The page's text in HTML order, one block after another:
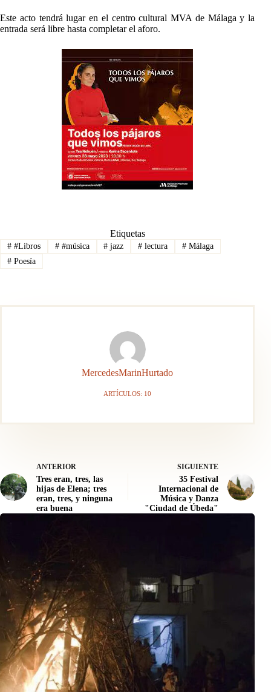
Este acto tendrá lugar en el centro cultural MVA de Málaga y la
entrada será libre hasta completar el aforo.
Etiquetas
##Libros ##música # jazz # lectura # Málaga
#Poesía
MercedesMarinHurtado
ARTÍCULOS: 10
ANTERIOR
Tres eran, tres, las
hijas de Elena; tres
eran, tres, y ninguna
era buena
SIGUIENTE
35 Festival
Internacional de
Música y Danza
"Ciudad de Úbeda"